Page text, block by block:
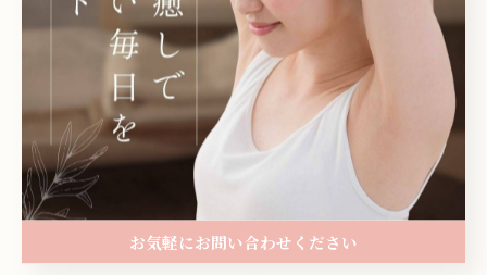
※ご予約等は、お電話は出れない場合がございます。
DM、ウェブサイトから当店ホームページ(Instagramプ
ロフィールにも記載)からのご予約も承っております。
《HPからご予約をクリックして頂くと当店ホットペッパ
ービューティー画面へ。》
お気軽にお問い合わせください